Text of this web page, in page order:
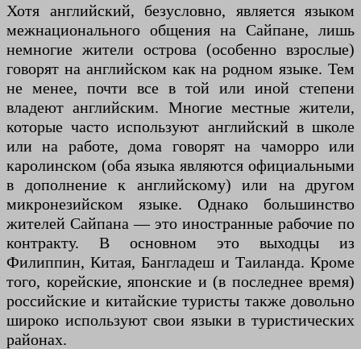
Хотя английский, безусловно, является языком
межнационального общения на Сайпане, лишь
немногие жители острова (особенно взрослые)
говорят на английском как на родном языке. Тем
не менее, почти все в той или иной степени
владеют английским. Многие местные жители,
которые часто используют английский в школе
или на работе, дома говорят на чаморро или
каролинском (оба языка являются официальными
в дополнение к английскому) или на другом
микронезийском языке. Однако большинство
жителей Сайпана — это иностранные рабочие по
контракту. В основном это выходцы из
Филиппин, Китая, Бангладеш и Таиланда. Кроме
того, корейские, японские и (в последнее время)
российские и китайские туристы также довольно
широко используют свои языки в туристических
районах.